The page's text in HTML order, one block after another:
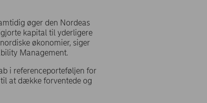
øger den Nordeas
kapital til yderligere
økonomier, siger
Management.
i referenceporteføljen for
at dække forventede og